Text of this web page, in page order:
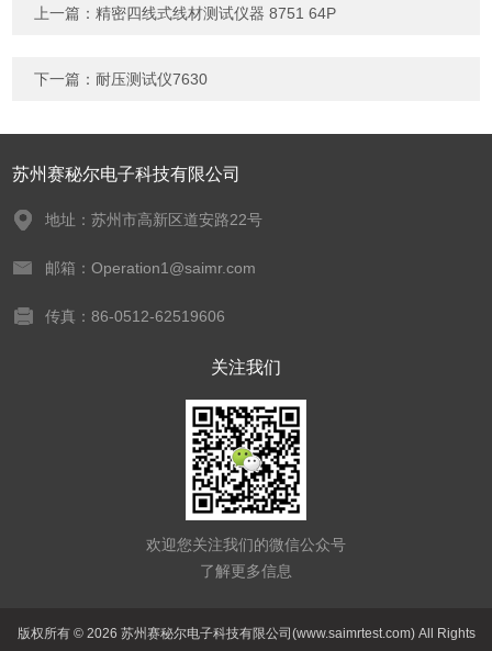
上一篇：精密四线式线材测试仪器 8751 64P
下一篇： 耐压测试仪7630
苏州赛秘尔电子科技有限公司
地址：苏州市高新区道安路22号
邮箱：Operation1@saimr.com
传真：86-0512-62519606
关注我们
欢迎您关注我们的微信公众号
了解更多信息
版权所有 © 2026 苏州赛秘尔电子科技有限公司(www.saimrtest.com) All Rights